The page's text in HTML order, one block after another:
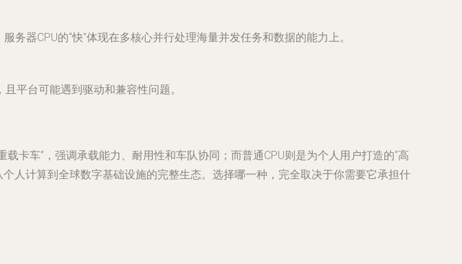
器CPU的“快”体现在多核心并行处理海量并发任务和数据的能力上。
平台可能遇到驱动和兼容性问题。
载卡车”，强调承载能力、耐用性和车队协同；而普通CPU则是为个人用户打造的“高
人计算到全球数字基础设施的完整生态。选择哪一种，完全取决于你需要它承担什